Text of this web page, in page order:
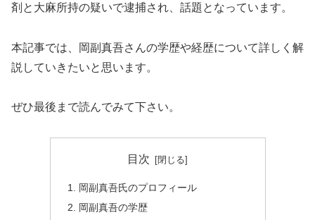
剤と大麻所持の疑いで逮捕され、話題となっています。
本記事では、岡副真吾さんの学歴や経歴について詳しく解
説していきたいと思います。
ぜひ最後まで読んでみて下さい。
目次
岡副真吾氏のプロフィール
岡副真吾の学歴